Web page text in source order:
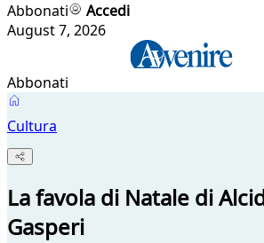
Abbonati
Accedi
August 7, 2026
Abbonati
Cultura
La favola di Natale di
Gasperi